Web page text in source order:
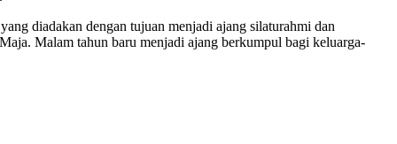
diadakan dengan tujuan menjadi ajang silaturahmi dan
Malam tahun baru menjadi ajang berkumpul bagi keluarga-